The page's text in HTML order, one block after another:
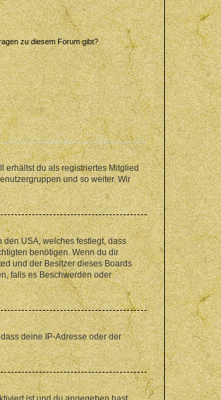
zu diesem Forum gibt?
erhältst du als registriertes Mitglied
und so weiter. Wir
den USA, welches festlegt, dass
benötigen. Wenn du dir
und der Besitzer dieses Boards
falls es Beschwerden oder
deine IP-Adresse oder der